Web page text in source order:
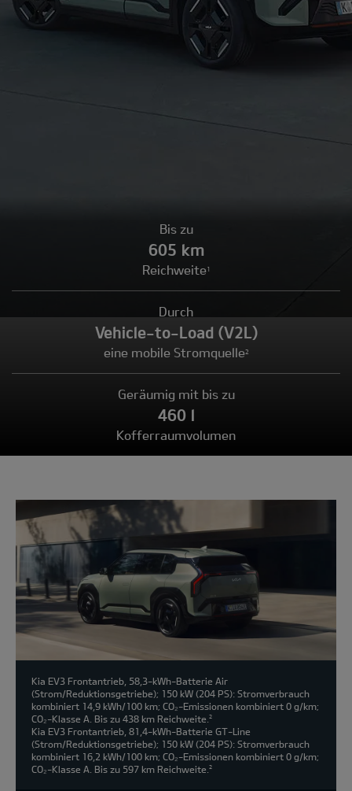
Bis zu
605 km
Reichweite1
Durch
Vehicle-to-Load (V2L)
eine mobile Stromquelle2
Geräumig mit bis zu
460 l
Kofferraumvolumen
wählen:
Kia EV3 Frontantrieb, 58,3-kWh-Batterie Air
(Strom/Reduktionsgetriebe); 150 kW (204 PS): Stromverbrauch
kombiniert 14,9 kWh/100 km; CO₂-Emissionen kombiniert 0 g/km;
CO₂-Klasse A. Bis zu 438 km Reichweite. 2
Kia EV3 Frontantrieb, 81,4-kWh-Batterie GT-Line
(Strom/Reduktionsgetriebe); 150 kW (204 PS): Stromverbrauch
kombiniert 16,2 kWh/100 km; CO₂-Emissionen kombiniert 0 g/km;
CO₂-Klasse A. Bis zu 597 km Reichweite. 2